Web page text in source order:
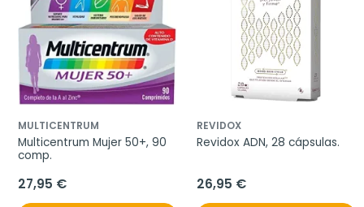
MULTICENTRUM
Multicentrum Mujer 50+, 90
comp.
27,95 €
REVIDOX
Revidox ADN, 28 cápsulas.
26,95 €